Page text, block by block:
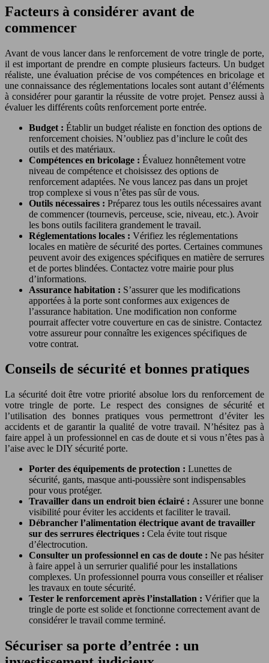
Facteurs à considérer avant de
commencer
Avant de vous lancer dans le renforcement de votre tringle de porte,
il est important de prendre en compte plusieurs facteurs. Un budget
réaliste, une évaluation précise de vos compétences en bricolage et
une connaissance des réglementations locales sont autant d’éléments
à considérer pour garantir la réussite de votre projet. Pensez aussi à
évaluer les différents coûts renforcement porte entrée.
Budget : Établir un budget réaliste en fonction des options de
renforcement choisies. N’oubliez pas d’inclure le coût des
outils et des matériaux.
Compétences en bricolage : Évaluez honnêtement votre
niveau de compétence et choisissez des options de
renforcement adaptées. Ne vous lancez pas dans un projet
trop complexe si vous n’êtes pas sûr de vous.
Outils nécessaires : Préparez tous les outils nécessaires avant
de commencer (tournevis, perceuse, scie, niveau, etc.). Avoir
les bons outils facilitera grandement le travail.
Réglementations locales : Vérifiez les réglementations
locales en matière de sécurité des portes. Certaines communes
peuvent avoir des exigences spécifiques en matière de serrures
et de portes blindées. Contactez votre mairie pour plus
d’informations.
Assurance habitation : S’assurer que les modifications
apportées à la porte sont conformes aux exigences de
l’assurance habitation. Une modification non conforme
pourrait affecter votre couverture en cas de sinistre. Contactez
votre assureur pour connaître les exigences spécifiques de
votre contrat.
Conseils de sécurité et bonnes pratiques
La sécurité doit être votre priorité absolue lors du renforcement de
votre tringle de porte. Le respect des consignes de sécurité et
l’utilisation des bonnes pratiques vous permettront d’éviter les
accidents et de garantir la qualité de votre travail. N’hésitez pas à
faire appel à un professionnel en cas de doute et si vous n’êtes pas à
l’aise avec le DIY sécurité porte.
Porter des équipements de protection : Lunettes de
sécurité, gants, masque anti-poussière sont indispensables
pour vous protéger.
Travailler dans un endroit bien éclairé : Assurer une bonne
visibilité pour éviter les accidents et faciliter le travail.
Débrancher l’alimentation électrique avant de travailler
sur des serrures électriques : Cela évite tout risque
d’électrocution.
Consulter un professionnel en cas de doute : Ne pas hésiter
à faire appel à un serrurier qualifié pour les installations
complexes. Un professionnel pourra vous conseiller et réaliser
les travaux en toute sécurité.
Tester le renforcement après l’installation : Vérifier que la
tringle de porte est solide et fonctionne correctement avant de
considérer le travail comme terminé.
Sécuriser sa porte d’entrée : un